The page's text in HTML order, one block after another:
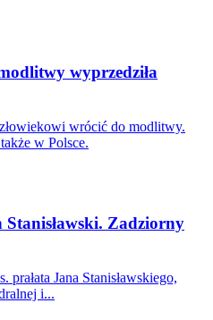
wyprzedziła
wrócić do modlitwy.
w Polsce.
Stanisławski. Zadziorny
prałata Jana Stanisławskiego,
i...